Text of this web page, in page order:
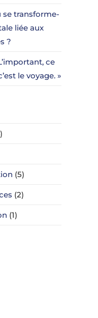
transforme-
liée aux
?
ce
le voyage. »
(5)
(2)
(1)